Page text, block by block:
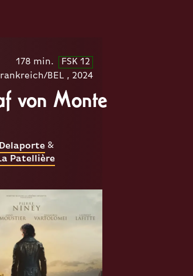
178 min.
FSK 12
BEL , 2024
von Monte
&
Patellière